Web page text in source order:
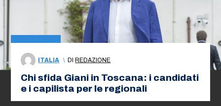
ITALIA \ DI REDAZIONE
Chi sfida Giani in Toscana: i candidati
e i capilista per le regionali